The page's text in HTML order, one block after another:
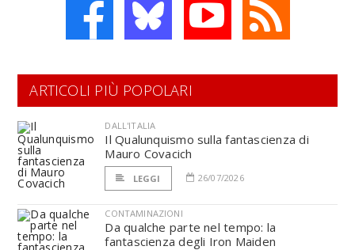
ARTICOLI PIÙ POPOLARI
DALL'ITALIA
Il Qualunquismo sulla fantascienza di
Mauro Covacich
LEGGI 26/07/2026
CONTAMINAZIONI
Da qualche parte nel tempo: la
fantascienza degli Iron Maiden